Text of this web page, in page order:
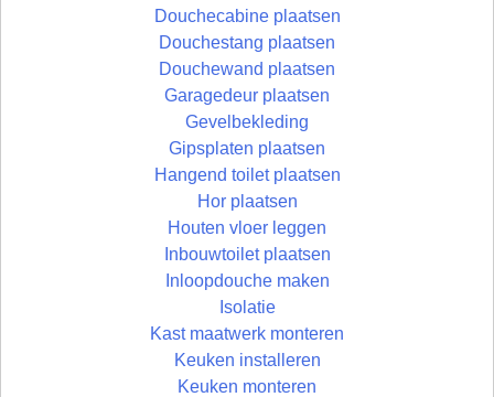
Douchecabine plaatsen
Douchestang plaatsen
Douchewand plaatsen
Garagedeur plaatsen
Gevelbekleding
Gipsplaten plaatsen
Hangend toilet plaatsen
Hor plaatsen
Houten vloer leggen
Inbouwtoilet plaatsen
Inloopdouche maken
Isolatie
Kast maatwerk monteren
Keuken installeren
Keuken monteren